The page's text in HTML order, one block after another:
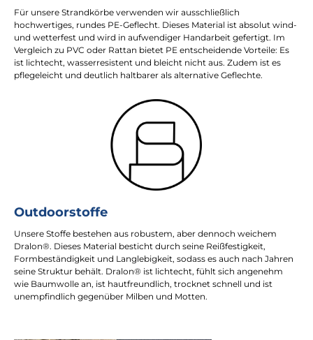
Für unsere Strandkörbe verwenden wir ausschließlich
hochwertiges, rundes PE-Geflecht. Dieses Material ist absolut wind-
und wetterfest und wird in aufwendiger Handarbeit gefertigt. Im
Vergleich zu PVC oder Rattan bietet PE entscheidende Vorteile: Es
ist lichtecht, wasserresistent und bleicht nicht aus. Zudem ist es
pflegeleicht und deutlich haltbarer als alternative Geflechte.
Outdoorstoffe
Unsere Stoffe bestehen aus robustem, aber dennoch weichem
Dralon®. Dieses Material besticht durch seine Reißfestigkeit,
Formbeständigkeit und Langlebigkeit, sodass es auch nach Jahren
seine Struktur behält. Dralon® ist lichtecht, fühlt sich angenehm
wie Baumwolle an, ist hautfreundlich, trocknet schnell und ist
unempfindlich gegenüber Milben und Motten.